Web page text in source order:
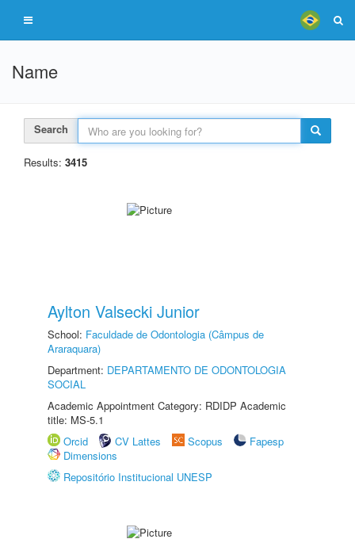
Name
Search
Results: 3415
Aylton Valsecki Junior
School: Faculdade de Odontologia (Câmpus de
Araraquara)
Department: DEPARTAMENTO DE ODONTOLOGIA
SOCIAL
Academic Appointment Category: RDIDP Academic
title: MS-5.1
Orcid
CV Lattes Scopus
Fapesp
Dimensions
Repositório Institucional UNESP